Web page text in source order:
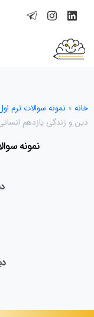
خانه » نمونه سوالات ترم
دین و زندگی یازدهم
نمونه